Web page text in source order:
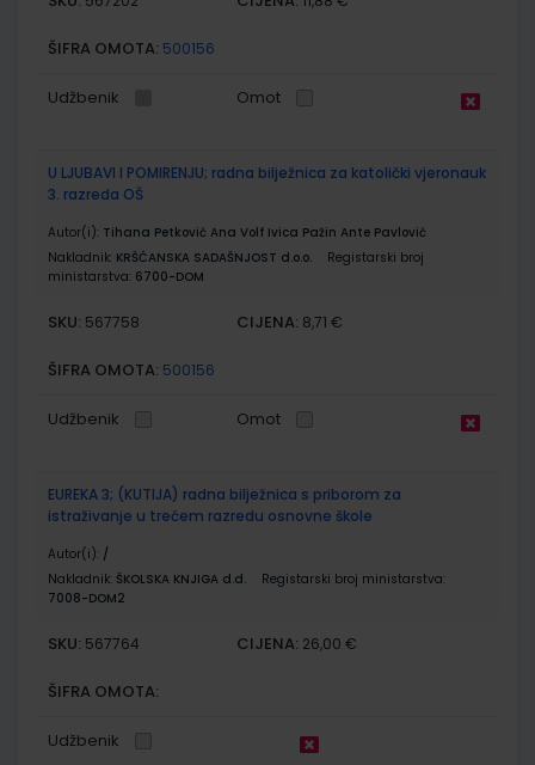
ŠIFRA OMOTA: 500156
Udžbenik Omot
U LJUBAVI I POMIRENJU; radna bilježnica za katolički vjeronauk
3. razreda OŠ
Autor(i): Tihana Petković Ana Volf Ivica Pažin Ante Pavlović
Nakladnik: KRŠĆANSKA SADAŠNJOST d.o.o.
Registarski broj
ministarstva: 6700-DOM
SKU: 567758 CIJENA: 8,71 €
ŠIFRA OMOTA: 500156
Udžbenik Omot
EUREKA 3; (KUTIJA) radna bilježnica s priborom za
istraživanje u trećem razredu osnovne škole
Autor(i): /
Nakladnik: ŠKOLSKA KNJIGA d.d.
Registarski broj ministarstva:
7008-DOM2
SKU: 567764 CIJENA: 26,00 €
ŠIFRA OMOTA:
Udžbenik